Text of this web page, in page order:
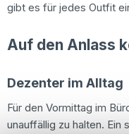
gibt es für jedes Outfit
Auf den Anlass
Dezenter im Alltag
Für den Vormittag im
unauffällig zu halten. Ein